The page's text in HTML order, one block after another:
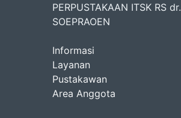
PERPUSTAKAAN ITSK RS dr.
SOEPRAOEN
Informasi
Layanan
Pustakawan
Area Anggota